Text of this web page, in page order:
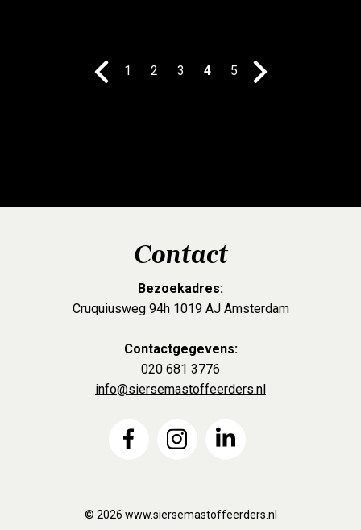
1 2 3 4 5
Contact
Bezoekadres:
Cruquiusweg 94h 1019 AJ Amsterdam
Contactgegevens:
020 681 3776
info@siersemastoffeerders.nl
© 2026 www.siersemastoffeerders.nl